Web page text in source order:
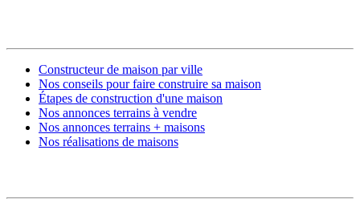
Constructeur de maison par ville
Nos conseils pour faire construire sa maison
Étapes de construction d'une maison
Nos annonces terrains à vendre
Nos annonces terrains + maisons
Nos réalisations de maisons